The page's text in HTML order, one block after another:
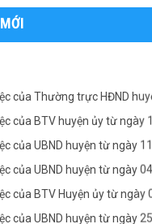
của Thường trực HĐND
của UBND huyện từ ngày
của UBND huyện từ ngày
của BTV Huyện ủy từ
của UBND huyện từ ngày
của TT HĐND huyện từ
của BTV Huyện ủy từ